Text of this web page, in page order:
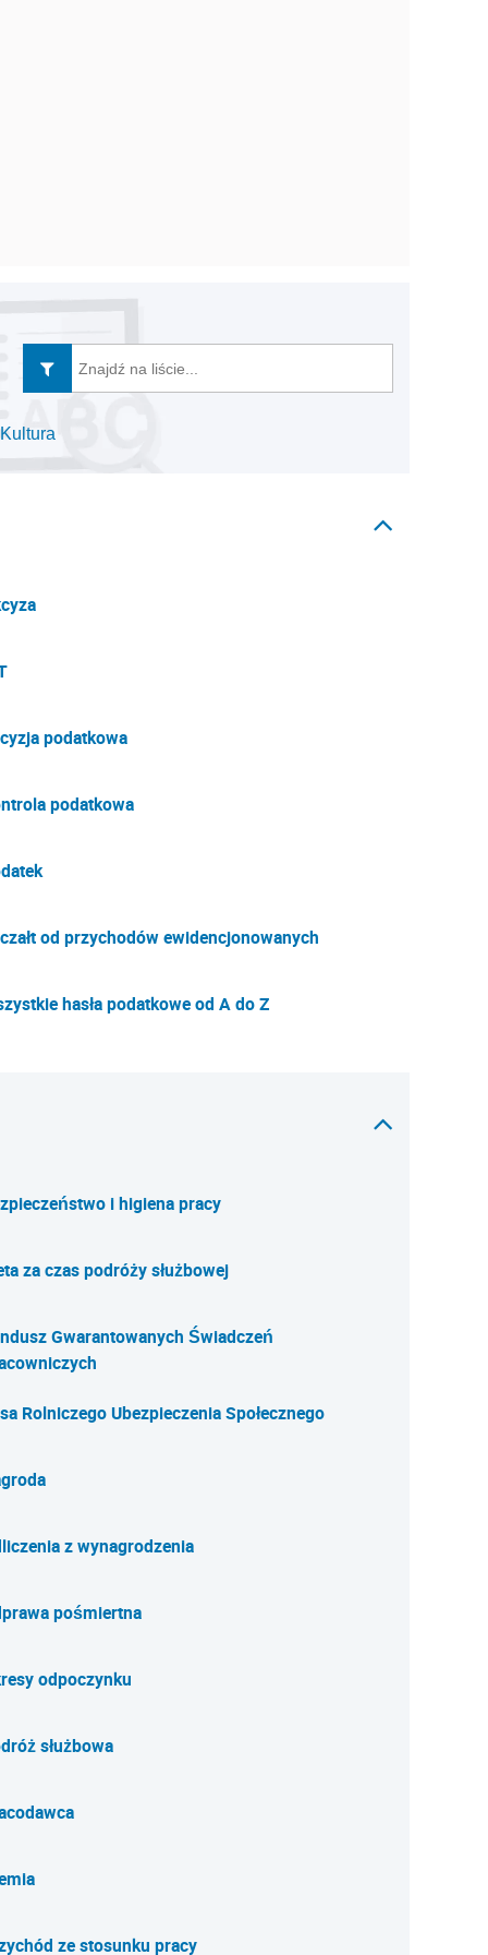
Kultura
podatkowa
podatkowa
od przychodów ewidencjonowanych
hasła podatkowe od A do Z
i higiena pracy
za czas podróży służbowej
Gwarantowanych Świadczeń
Rolniczego Ubezpieczenia Społecznego
z wynagrodzenia
pośmiertna
odpoczynku
służbowa
ze stosunku pracy